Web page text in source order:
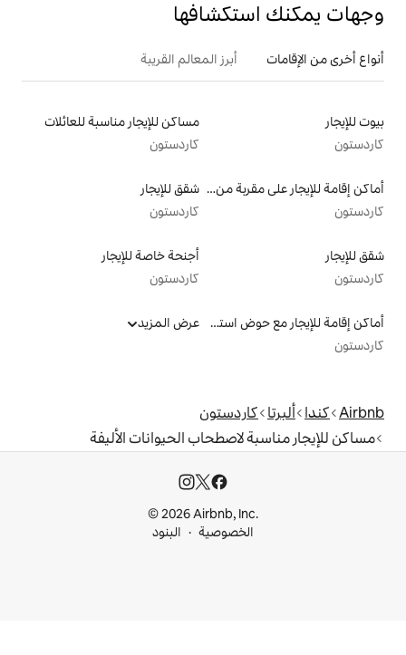
أبرز المعالم القريبة
مساكن للإيجار مناسبة للعائلات
كاردستون
أماكن إقامة للإيجار على مقربة من البحيرة شقق للإيجار
كاردستون
أجنحة خاصة للإيجار
كاردستون
أماكن إقامة للإيجار مع حوض استحمام ساخن عرض المزيد
الحيوانات الأليفة